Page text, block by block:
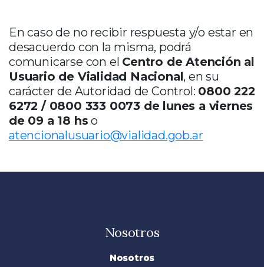
En caso de no recibir respuesta y/o estar en
desacuerdo con la misma, podrá
comunicarse con el Centro de Atención al
Usuario de Vialidad Nacional, en su
carácter de Autoridad de Control: 0800 222
6272 / 0800 333 0073 de lunes a viernes
de 09 a 18 hs o
atencionalusuario@vialidad.gob.ar
Nosotros
Nosotros